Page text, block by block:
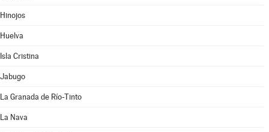
Hinojos
Huelva
Isla Cristina
Jabugo
La Granada de Río-Tinto
La Nava